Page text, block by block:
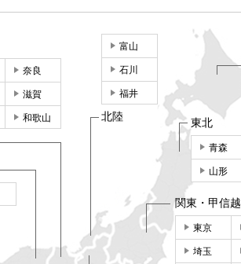
東北
青森
山形
関東・甲信越
東京
埼玉
富山
石川
福井
北陸
奈良
滋賀
和歌山